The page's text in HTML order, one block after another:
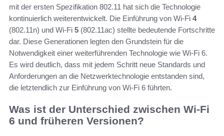
mit der ersten Spezifikation 802.11 hat sich die Technologie
kontinuierlich weiterentwickelt. Die Einführung von Wi-Fi 4
(802.11n) und Wi-Fi 5 (802.11ac) stellte bedeutende Fortschritte
dar. Diese Generationen legten den Grundstein für die
Notwendigkeit einer weiterführenden Technologie wie Wi-Fi 6.
Es wird deutlich, dass mit jedem Schritt neue Standards und
Anforderungen an die Netzwerktechnologie entstanden sind,
die letztendlich zur Einführung von Wi-Fi 6 führten.
Was ist der Unterschied zwischen Wi-Fi
6 und früheren Versionen?